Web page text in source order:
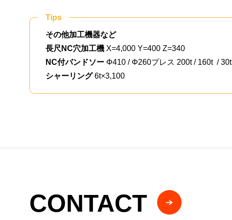
Tips
その他加工機器など
長尺NC穴加工機 X=4,000 Y=400 Z=340
NC付バンドソー Φ410 / Φ260プレス 200t / 160t / 30t
シャーリング6t×3,100
CONTACT